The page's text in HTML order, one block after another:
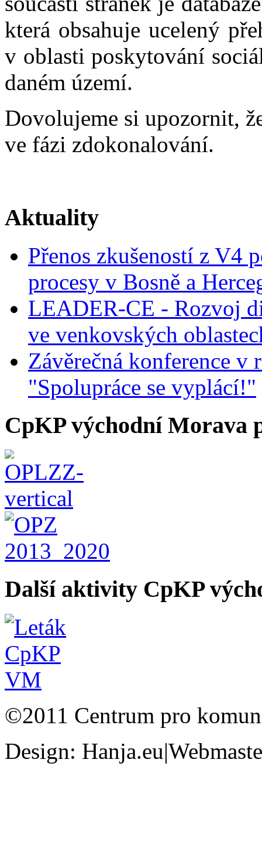
která obsahuje ucelený
v oblasti poskytování
daném území.
Dovolujeme si upozornit,
ve fázi zdokonalování.
Aktuality
Přenos zkušeností z V4
procesy v Bosně a
LEADER-CE - Rozvoj
ve venkovských
Závěrečná konference v
"Spolupráce se vyplácí!"
CpKP východní Morava
Další aktivity CpKP
©2011 Centrum pro
Design: